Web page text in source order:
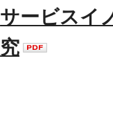
サービスイ
究